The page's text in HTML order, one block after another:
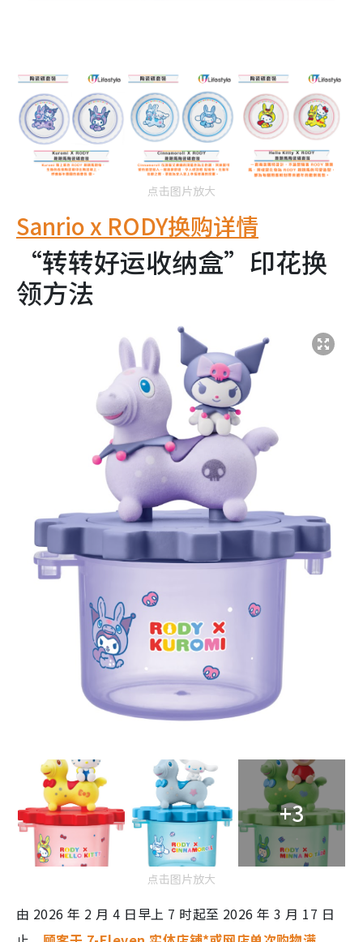
点击图片放大
Sanrio x RODY换购详情
“转转好运收纳盒”印花换
领方法
+3
点击图片放大
由 2026 年 2 月 4 日早上 7 时起至 2026 年 3 月 17 日